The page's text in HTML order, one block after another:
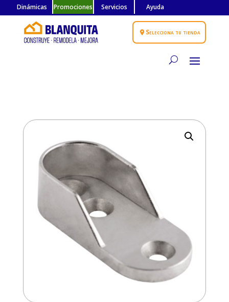
Dinámicas Promociones Servicios Ayuda
Selecciona tu tienda